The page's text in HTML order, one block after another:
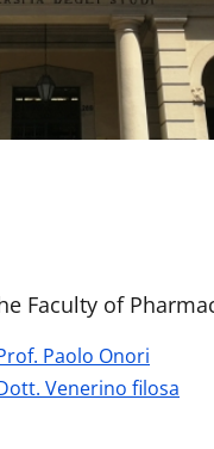
Faculty of
Paolo Onori
Venerino filosa